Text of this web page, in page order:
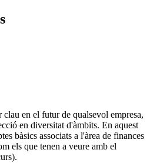
en el futur de qualsevol empresa,
en diversitat d'àmbits. En aquest
bàsics associats a l'àrea de finances
els que tenen a veure amb el